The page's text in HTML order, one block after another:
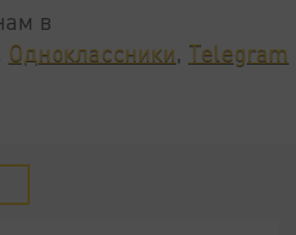
в
Одноклассники, Telegram